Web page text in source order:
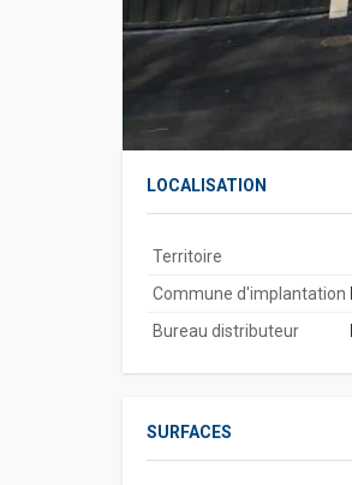
LOCALISATION
Territoire
Commune d'implantation
Bureau distributeur
SURFACES